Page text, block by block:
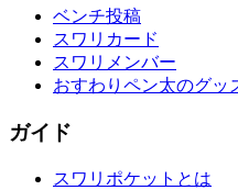
ベンチ投稿
スワリカード
スワリメンバー
おすわりペン太のグッ
ガイド
スワリポケットとは